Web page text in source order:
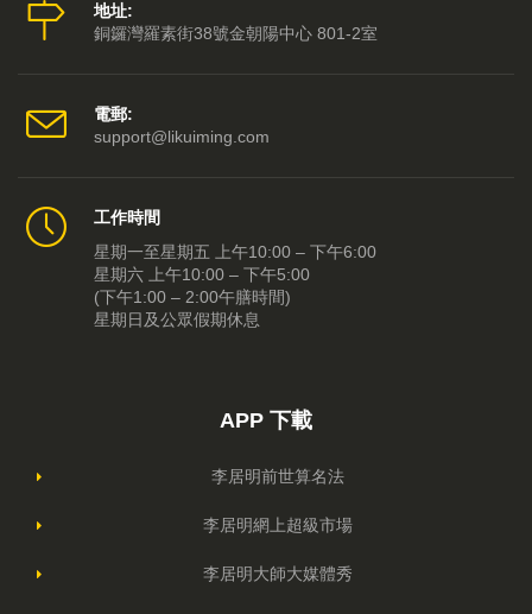
地址:
銅鑼灣羅素街38號金朝陽中心 801-2室
電郵:
support@likuiming.com
工作時間
星期一至星期五 上午10:00 – 下午6:00
星期六 上午10:00 – 下午5:00
(下午1:00 – 2:00午膳時間)
星期日及公眾假期休息
APP 下載
李居明前世算名法
李居明網上超級市場
李居明大師大媒體秀